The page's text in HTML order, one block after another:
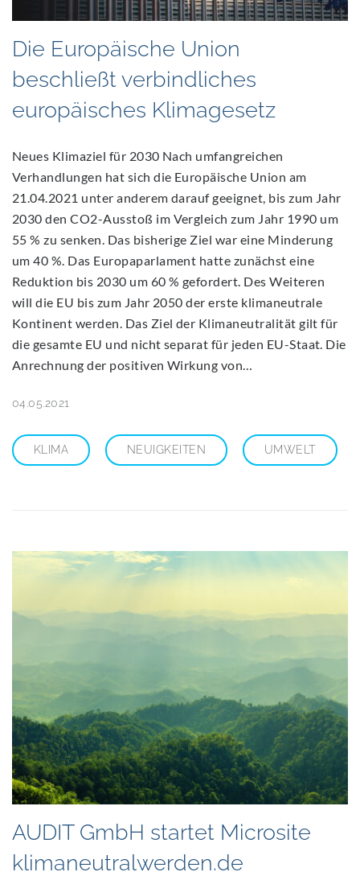
Die Europäische Union
beschließt verbindliches
europäisches Klimagesetz
Neues Klimaziel für 2030 Nach umfangreichen
Verhandlungen hat sich die Europäische Union am
21.04.2021 unter anderem darauf geeignet, bis zum Jahr
2030 den CO2-Ausstoß im Vergleich zum Jahr 1990 um
55 % zu senken. Das bisherige Ziel war eine Minderung
um 40 %. Das Europaparlament hatte zunächst eine
Reduktion bis 2030 um 60 % gefordert. Des Weiteren
will die EU bis zum Jahr 2050 der erste klimaneutrale
Kontinent werden. Das Ziel der Klimaneutralität gilt für
die gesamte EU und nicht separat für jeden EU-Staat. Die
Anrechnung der positiven Wirkung von…
04.05.2021
KLIMA NEUIGKEITEN UMWELT
AUDIT GmbH startet Microsite
klimaneutralwerden.de